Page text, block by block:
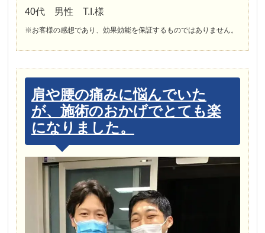
40代 男性 T.I.様
※お客様の感想であり、効果効能を保証するものではありません。
肩や腰の痛みに悩んでいた
が、施術のおかげでとても楽
になりました。